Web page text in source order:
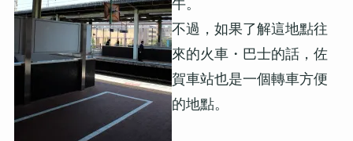
牛。
不過，如果了解這地點往
來的火車・巴士的話，佐
賀車站也是一個轉車方便
的地點。